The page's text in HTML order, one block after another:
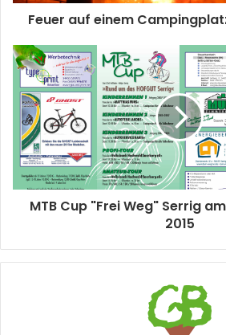
Feuer auf einem
MTB Cup "Frei Weg" Serrig
2015